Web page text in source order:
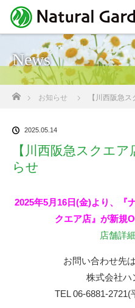
News
ホーム
お知らせ 【川西阪急
2025.05.14
【川西阪急スクエ
らせ
2025年5月16日(金)より、『
クエア店』が新規
店舗詳
お問い合わせ先
株式会社ハ
TEL 06-6881-2721(